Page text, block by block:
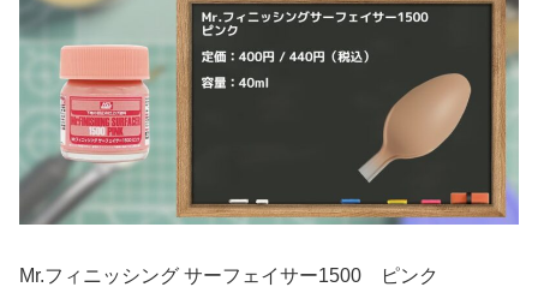
Mr.フィニッシング サーフェイサー1500 ピンク